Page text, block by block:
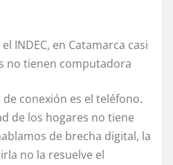
INDEC, en Catamarca casi
no tienen computadora
conexión es el teléfono.
de los hogares no tiene
de brecha digital, la
no la resuelve el